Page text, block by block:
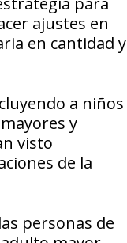
ajustes en
en cantidad y
a niños
y
visto
de la
personas de